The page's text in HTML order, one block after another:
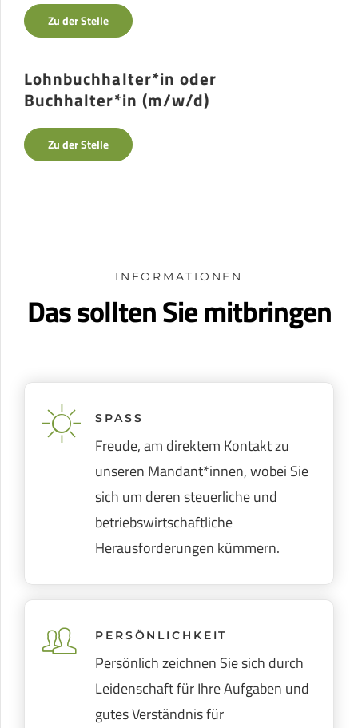
Zu der Stelle
Lohnbuchhalter*in oder
Buchhalter*in (m/w/d)
Zu der Stelle
INFORMATIONEN
Das sollten Sie mitbringen
SPASS
Freude, am direktem Kontakt zu
unseren Mandant*innen, wobei Sie
sich um deren steuerliche und
betriebswirtschaftliche
Herausforderungen kümmern.
PERSÖNLICHKEIT
Persönlich zeichnen Sie sich durch
Leidenschaft für Ihre Aufgaben und
gutes Verständnis für